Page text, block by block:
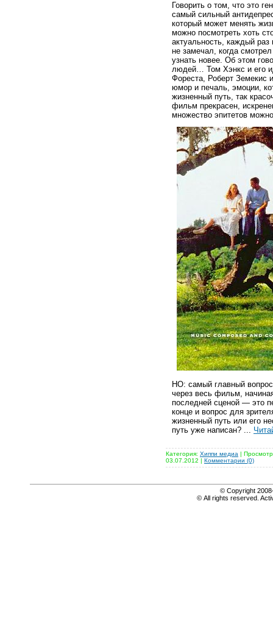
Говорить о том, что это
самый сильный
который может менять
можно посмотреть хоть
актуальность, каждый
не замечал, когда
узнать новее. Об этом
людей… Том Хэнкс и его
Фореста, Роберт Земекис
юмор и печаль, эмоции,
жизненный путь, так
фильм прекрасен,
множество эпитетов
НО: самый главный
через весь фильм,
последней сценой — это
конце и вопрос для
жизненный путь или его
путь уже написан? ...
Категория: Хиппи медиа |
03.07.2012 | Комментарии (0)
© Copyright
© All rights reserved.